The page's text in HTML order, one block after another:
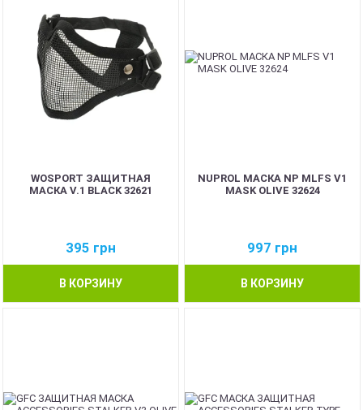
WOSPORT ЗАЩИТНАЯ
МАСКА V.1 BLACK 32621
395 грн
В КОРЗИНУ
NUPROL МАСКА NP MLFS V1
MASK OLIVE 32624
997 грн
В КОРЗИНУ